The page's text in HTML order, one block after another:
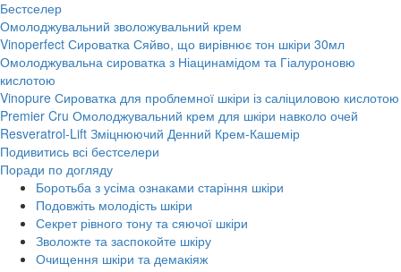
Бестселер
Омолоджувальний зволожувальний крем
Vinoperfect Сироватка Сяйво, що вирівнює тон шкіри 30мл
Омолоджувальна сироватка з Ніацинамідом та Гіалуроновю
кислотою
Vinopure Сироватка для проблемної шкіри із саліциловою кислотою
Premier Cru Омолоджувальний крем для шкіри навколо очей
Resveratrol-Lift Зміцнюючий Денний Крем-Кашемір
Подивитись всі бестселери
Поради по догляду
Боротьба з усіма ознаками старіння шкіри
Подовжіть молодість шкіри
Секрет рівного тону та сяючої шкіри
Зволожте та заспокойте шкіру
Очищення шкіри та демакіяж